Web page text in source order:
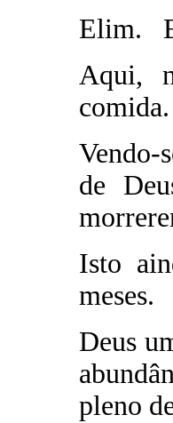
Elim.
Aqui,
comida.
Vendo-
de
Isto
meses.
Deus
pleno